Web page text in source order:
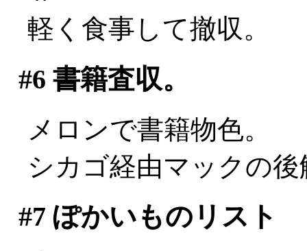
軽く食事して撤収。
#6 書籍査収。
メロンで書籍物色。
シカゴ経由マックの後
#7 ぽかいものリスト